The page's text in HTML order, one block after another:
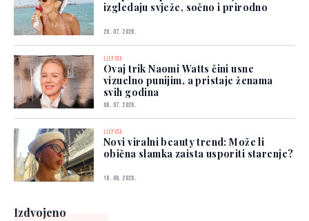
izgledaju svježe, sočno i prirodno
28. 07. 2026.
LJEPOTA
Ovaj trik Naomi Watts čini usne
vizuelno punijim, a pristaje ženama
svih godina
08. 07. 2026.
LJEPOTA
Novi viralni beauty trend: Može li
obična slamka zaista usporiti starenje?
18. 06. 2026.
Izdvojeno